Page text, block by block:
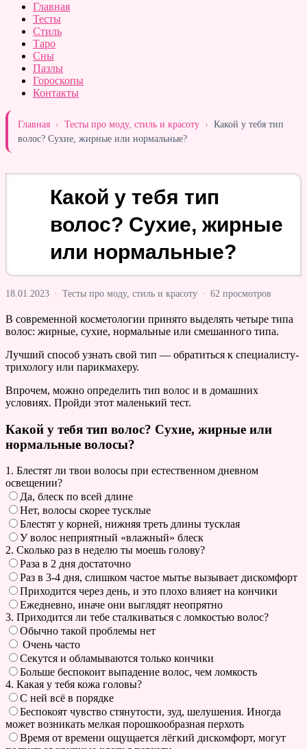
Главная
Тесты
Стиль
Таро
Сны
Пазлы
Гороскопы
Контакты
Главная › Тесты про моду, стиль и красоту › Какой у тебя тип
волос? Сухие, жирные или нормальные?
Какой у тебя тип
волос? Сухие, жирные
или нормальные?
18.01.2023 · Тесты про моду, стиль и красоту · 62 просмотров
В современной косметологии принято выделять четыре типа
волос: жирные, сухие, нормальные или смешанного типа.
Лучший способ узнать свой тип — обратиться к специалисту-
трихологу или парикмахеру.
Впрочем, можно определить тип волос и в домашних
условиях. Пройди этот маленький тест.
Какой у тебя тип волос? Сухие, жирные или
нормальные волосы?
1. Блестят ли твои волосы при естественном дневном
освещении?
Да, блеск по всей длине
Нет, волосы скорее тусклые
Блестят у корней, нижняя треть длины тусклая
У волос неприятный «влажный» блеск
2. Сколько раз в неделю ты моешь голову?
Раза в 2 дня достаточно
Раз в 3-4 дня, слишком частое мытье вызывает дискомфорт
Приходится через день, и это плохо влияет на кончики
Ежедневно, иначе они выглядят неопрятно
3. Приходится ли тебе сталкиваться с ломкостью волос?
Обычно такой проблемы нет
Очень часто
Секутся и обламываются только кончики
Больше беспокоит выпадение волос, чем ломкость
4. Какая у тебя кожа головы?
С ней всё в порядке
Беспокоят чувство стянутости, зуд, шелушения. Иногда
может возникать мелкая порошкообразная перхоть
Время от времени ощущается лёгкий дискомфорт, могут